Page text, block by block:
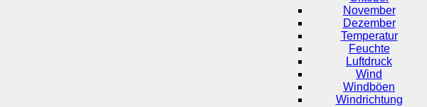
November
Dezember
Temperatur
Feuchte
Luftdruck
Wind
Windböen
Windrichtung